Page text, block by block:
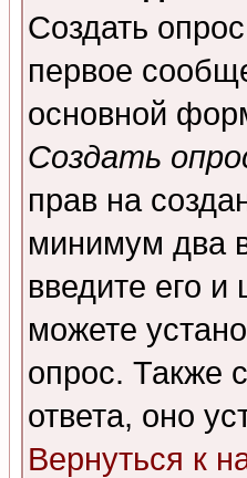
Создать
первое
основной
Создать
прав на
минимум два
введите его
можете
опрос. Также
ответа, оно
Вернуться к